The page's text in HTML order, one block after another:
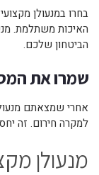
בחרו במנעולן
האיכות משתלמת.
הביטחון שלכם.
שמרו את
אחרי שמצאתם
למקרה חירום. זה
מנעולן